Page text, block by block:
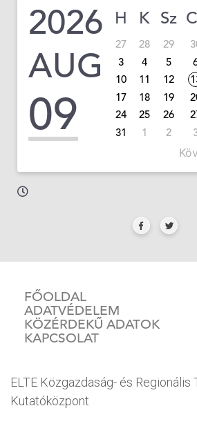
2026
AUG
09
H K Sz
27 28 29
3
4 5
10
11 12
17
18 19
24
25 26
31
1 2
FŐOLDAL
ADATVÉDELEM
KÖZÉRDEKŰ ADATOK
KAPCSOLAT
ELTE Közgazdaság- és Regionális
Kutatóközpont